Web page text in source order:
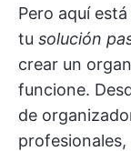
Pero aquí
tu solución
crear un
funcione.
de